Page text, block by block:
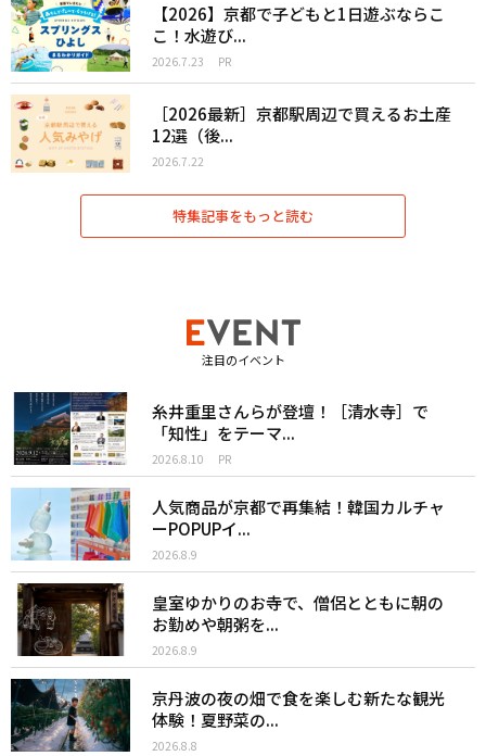
【2026】京都で子どもと1日遊ぶならこ
こ！水遊び...
2026.7.23 PR
［2026最新］京都駅周辺で買えるお土産
12選（後...
2026.7.22
特集記事をもっと読む
注目のイベント
糸井重里さんらが登壇！［清水寺］で
「知性」をテーマ...
2026.8.10 PR
人気商品が京都で再集結！韓国カルチャ
ーPOPUPイ...
2026.8.9
皇室ゆかりのお寺で、僧侶とともに朝の
お勤めや朝粥を...
2026.8.9
京丹波の夜の畑で食を楽しむ新たな観光
体験！夏野菜の...
2026.8.8